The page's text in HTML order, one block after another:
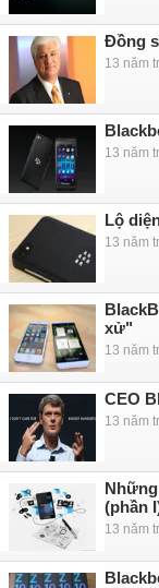
Đồng
13 năm
13 năm
Lộ
13 năm
xử"
13 năm
CEO
13 năm
(phần
13 năm